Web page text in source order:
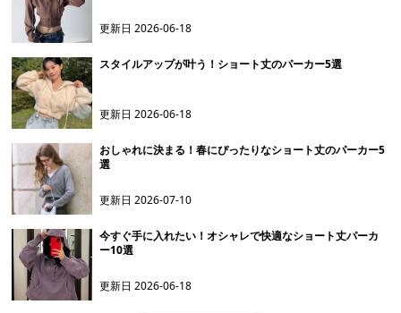
更新日2026-06-18
スタイルアップが叶う！ショート丈のパーカー5選
更新日2026-06-18
おしゃれに決まる！春にぴったりなショート丈のパーカー5
選
更新日2026-07-10
今すぐ手に入れたい！オシャレで快適なショート丈パーカ
ー10選
更新日2026-06-18